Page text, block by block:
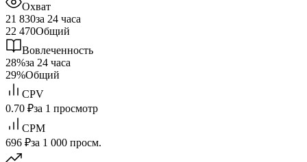
Охват
21 830за 24 часа
22 470Общий
Вовлеченность
28%за 24 часа
29%Общий
CPV
0.70 ₽за 1 просмотр
CPM
696 ₽за 1 000 просм.